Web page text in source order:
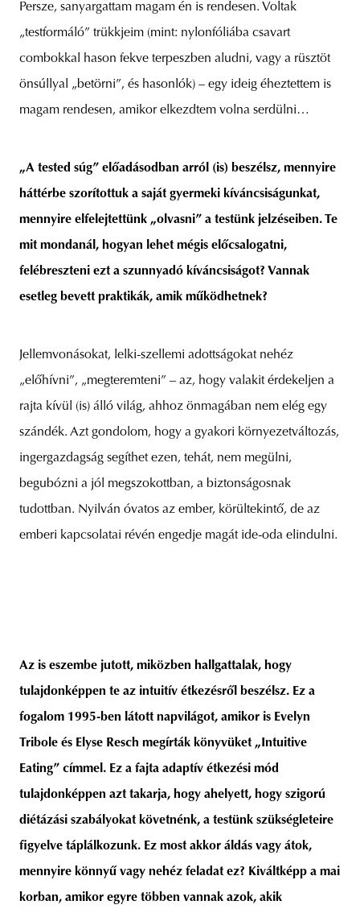
Persze, sanyargattam magam én is rendesen. Voltak
„testformáló” trükkjeim (mint: nylonfóliába csavart
combokkal hason fekve terpeszben aludni, vagy a rüsztöt
önsúllyal „betörni”, és hasonlók) – egy ideig éheztettem is
magam rendesen, amikor elkezdtem volna serdülni…
„A tested súg” előadásodban arról (is) beszélsz, mennyire
háttérbe szorítottuk a saját gyermeki kíváncsiságunkat,
mennyire elfelejtettünk „olvasni” a testünk jelzéseiben. Te
mit mondanál, hogyan lehet mégis előcsalogatni,
felébreszteni ezt a szunnyadó kíváncsiságot? Vannak
esetleg bevett praktikák, amik működhetnek?
Jellemvonásokat, lelki-szellemi adottságokat nehéz
„előhívni”, „megteremteni” – az, hogy valakit érdekeljen a
rajta kívül (is) álló világ, ahhoz önmagában nem elég egy
szándék. Azt gondolom, hogy a gyakori környezetváltozás,
ingergazdagság segíthet ezen, tehát, nem megülni,
begubózni a jól megszokottban, a biztonságosnak
tudottban. Nyilván óvatos az ember, körültekintő, de az
emberi kapcsolatai révén engedje magát ide-oda elindulni.
Az is eszembe jutott, miközben hallgattalak, hogy
tulajdonképpen te az intuitív étkezésről beszélsz. Ez a
fogalom 1995-ben látott napvilágot, amikor is Evelyn
Tribole és Elyse Resch megírták könyvüket „Intuitive
Eating” címmel. Ez a fajta adaptív étkezési mód
tulajdonképpen azt takarja, hogy ahelyett, hogy szigorú
diétázási szabályokat követnénk, a testünk szükségleteire
figyelve táplálkozunk. Ez most akkor áldás vagy átok,
mennyire könnyű vagy nehéz feladat ez? Kiváltképp a mai
korban, amikor egyre többen vannak azok, akik